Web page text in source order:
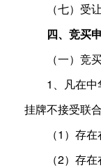
（七）受
四、竞买
（一）竞
1、凡在
挂牌不接受联
（1）存
（2）存